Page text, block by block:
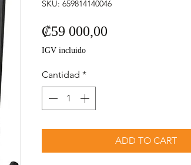
SKU: 659814140046
₡59 000,00
IGV incluido
Cantidad *
ADD TO CART